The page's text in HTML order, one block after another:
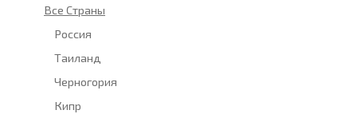
Все Страны
Россия
Таиланд
Черногория
Кипр